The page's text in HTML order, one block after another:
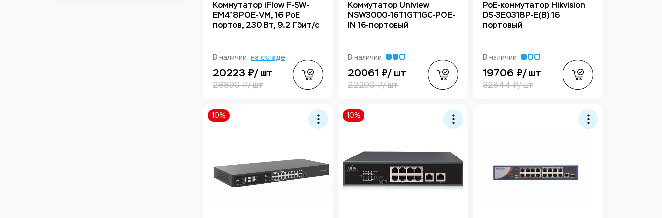
Коммутатор iFlow F-SW-
EM418POE-VM, 16 PoE
портов, 230 Вт, 9.2 Гбит/с
В наличии: на складе
20223 ₽/ шт
28890 ₽/ шт
Коммутатор Uniview
NSW3000-16T1GT1GC-POE-
IN 16-портовый
В наличии:
20061 ₽/ шт
22290 ₽/ шт
PoE-коммутатор Hikvision
DS-3E0318P-E(B) 16
портовый
В наличии:
19706 ₽/ шт
32844 ₽/ шт
10% 10%